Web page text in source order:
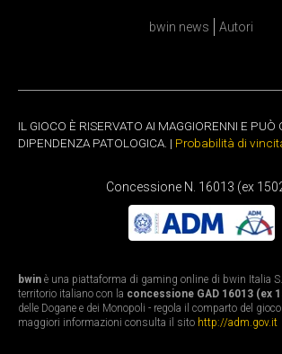
bwin news Autori
IL GIOCO È RISERVATO AI MAGGIORENNI E PUÒ
DIPENDENZA PATOLOGICA. | Probabilità di
Concessione N. 16013 (ex
bwin è una piattaforma di gaming online di bwin Italia
territorio italiano con la concessione GAD 16013 (ex
delle Dogane e dei Monopoli - regola il comparto del
maggiori informazioni consulta il sito http://adm.gov.it